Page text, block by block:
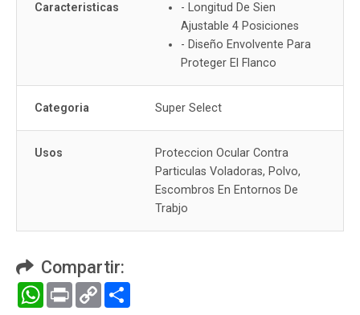
Caracteristicas
- Longitud De Sien
Ajustable 4 Posiciones
- Diseño Envolvente Para
Proteger El Flanco
Categoria Super Select
Usos
Proteccion Ocular Contra
Particulas Voladoras, Polvo,
Escombros En Entornos De
Trabjo
Compartir:
WhatsApp
Print Copy
Link